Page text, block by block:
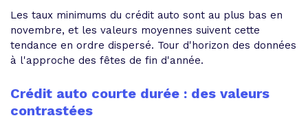
Les taux minimums du crédit auto sont au plus bas en
novembre, et les valeurs moyennes suivent cette
tendance en ordre dispersé. Tour d'horizon des données
à l'approche des fêtes de fin d'année.
Crédit auto courte durée : des valeurs
contrastées